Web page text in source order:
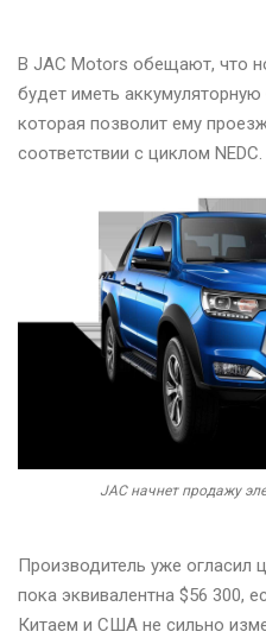
В JAC Motors обещают, что
будет иметь
которая позволит ему
соответствии с циклом NEDC.
JAC начнет продажу
Производитель уже огласил
пока эквивалентна $56 300,
Китаем и США не сильно